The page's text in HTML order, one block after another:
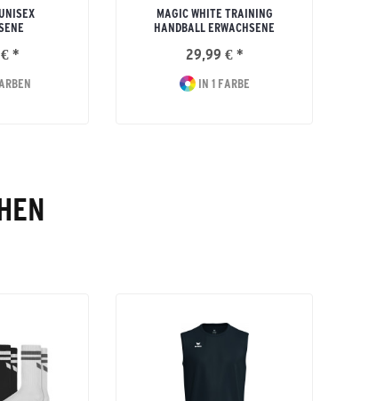
*
MAGIC WHITE TRAINING
HANDBALL ERWACHSENE
29,99 € *
IN 1 FARBE